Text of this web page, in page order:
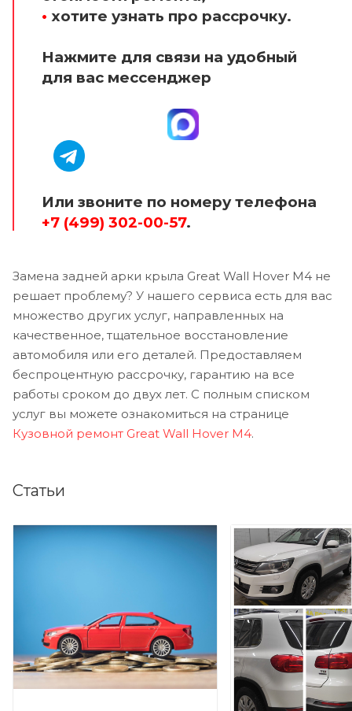
• хотите узнать про рассрочку.
Нажмите для связи на удобный
для вас мессенджер
Или звоните по номеру телефона
+7 (499) 302-00-57.
Замена задней арки крыла Great Wall Hover M4 не
решает проблему? У нашего сервиса есть для вас
множество других услуг, направленных на
качественное, тщательное восстановление
автомобиля или его деталей. Предоставляем
беспроцентную рассрочку, гарантию на все
работы сроком до двух лет. С полным списком
услуг вы можете ознакомиться на странице
Кузовной ремонт Great Wall Hover M4.
Статьи